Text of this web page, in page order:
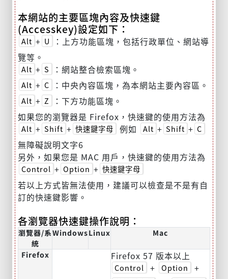
本網站的主要區塊內容及快速鍵
(Accesskey)設定如下：
Alt + U
：上方功能區塊，包括行政單位、網站導
覽等。
Alt + S ：網站整合檢索區塊。
Alt + C ：中央內容區塊，為本網站主要內容區。
Alt + Z
：下方功能區塊。
如果您的瀏覽器是 Firefox，快速鍵的使用方法為
Alt + Shift + 快速鍵字母 例如 Alt + Shift + C
無障礙說明文字6
另外，如果您是 MAC 用戶，快速鍵的使用方法為
Control + Option + 快速鍵字母
若以上方式皆無法使用，建議可以檢查是不是有自
訂的快速鍵影響。
各瀏覽器快速鍵操作說明：
瀏覽器/系
統
WindowsLinux Mac
Firefox Firefox 57 版本以上
Control + Option +